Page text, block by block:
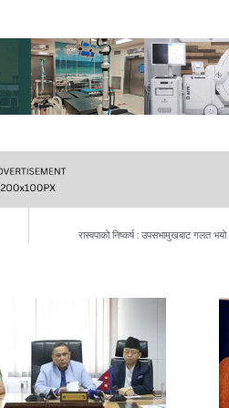
रास्वपाको निष्कर्ष : उपसभामुखबाट गलत